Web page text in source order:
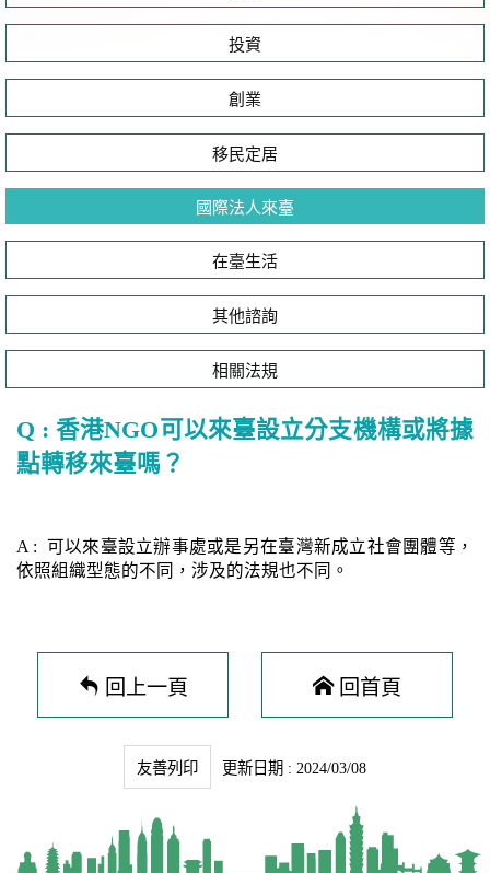
投資
創業
移民定居
國際法人來臺
在臺生活
其他諮詢
相關法規
Q : 香港NGO可以來臺設立分支機構或將據
點轉移來臺嗎？
A : 可以來臺設立辦事處或是另在臺灣新成立社會團體等，
依照組織型態的不同，涉及的法規也不同。
回上一頁 回首頁
友善列印 更新日期 : 2024/03/08